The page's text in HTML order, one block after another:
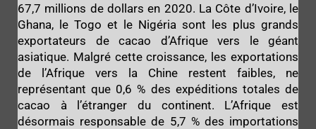
67,7 millions de dollars en 2020. La Côte d’Ivoire, le
Ghana, le Togo et le Nigéria sont les plus grands
exportateurs de cacao d’Afrique vers le géant
asiatique. Malgré cette croissance, les exportations
de l’Afrique vers la Chine restent faibles, ne
représentant que 0,6 % des expéditions totales de
cacao à l’étranger du continent. L’Afrique est
désormais responsable de 5,7 % des importations